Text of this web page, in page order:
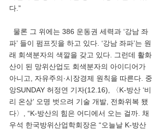
다.”
파’ 들이 펌프짓을 하고 있다. ‘강남 좌파’는 원
래 회색분자의 색깔을 갖고 있다. 그런데 활화
산이 된 망위산업도 회색분자의 아이디어가
아니고, 자유주의·시장경제 원칙을 따른다. 중
앙SUNDAY 허정연 기자(12.16), 〈K-방산 ‘비
리 온상’ 오명 벗으려 기술 개발, 전화위복 됐
다〉, “K-방산의 힘은 어디에서 오는 걸까. 채
우석 한국방위산업학회장은 “오늘날 K-방산